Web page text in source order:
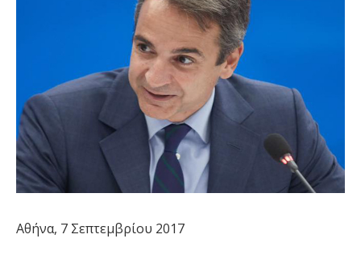
Αθήνα, 7 Σεπτεμβρίου 2017